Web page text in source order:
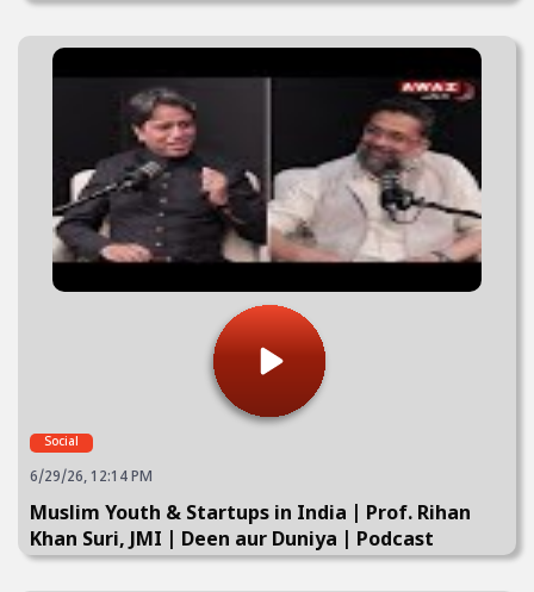
Social
6/29/26, 12:14 PM
Muslim Youth & Startups in India | Prof. Rihan
Khan Suri, JMI | Deen aur Duniya | Podcast